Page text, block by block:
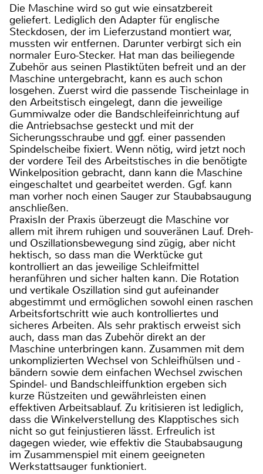
Die Maschine wird so gut wie einsatzbereit
geliefert. Lediglich den Adapter für englische
Steckdosen, der im Lieferzustand montiert war,
mussten wir entfernen. Darunter verbirgt sich ein
normaler Euro-Stecker. Hat man das beiliegende
Zubehör aus seinen Plastiktüten befreit und an der
Maschine untergebracht, kann es auch schon
losgehen. Zuerst wird die passende Tischeinlage in
den Arbeitstisch eingelegt, dann die jeweilige
Gummiwalze oder die Bandschleifeinrichtung auf
die Antriebsachse gesteckt und mit der
Sicherungsschraube und ggf. einer passenden
Spindelscheibe fixiert. Wenn nötig, wird jetzt noch
der vordere Teil des Arbeitstisches in die benötigte
Winkelposition gebracht, dann kann die Maschine
eingeschaltet und gearbeitet werden. Ggf. kann
man vorher noch einen Sauger zur Staubabsaugung
anschließen.
PraxisIn der Praxis überzeugt die Maschine vor
allem mit ihrem ruhigen und souveränen Lauf. Dreh-
und Oszillationsbewegung sind zügig, aber nicht
hektisch, so dass man die Werktücke gut
kontrolliert an das jeweilige Schleifmittel
heranführen und sicher halten kann. Die Rotation
und vertikale Oszillation sind gut aufeinander
abgestimmt und ermöglichen sowohl einen raschen
Arbeitsfortschritt wie auch kontrolliertes und
sicheres Arbeiten. Als sehr praktisch erweist sich
auch, dass man das Zubehör direkt an der
Maschine unterbringen kann. Zusammen mit dem
unkomplizierten Wechsel von Schleifhülsen und -
bändern sowie dem einfachen Wechsel zwischen
Spindel- und Bandschleiffunktion ergeben sich
kurze Rüstzeiten und gewährleisten einen
effektiven Arbeitsablauf. Zu kritisieren ist lediglich,
dass die Winkelverstellung des Klapptisches sich
nicht so gut feinjustieren lässt. Erfreulich ist
dagegen wieder, wie effektiv die Staubabsaugung
im Zusammenspiel mit einem geeigneten
Werkstattsauger funktioniert.